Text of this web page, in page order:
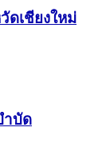
ดเชียงใหม่
ำบัด